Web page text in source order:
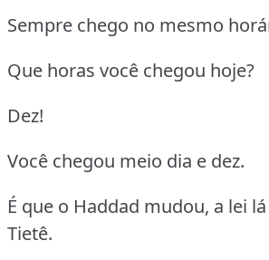
Sempre chego no mesmo
Que horas você chegou hoje?
Dez!
Você chegou meio dia e dez.
É que o Haddad mudou, a lei
Tietê.